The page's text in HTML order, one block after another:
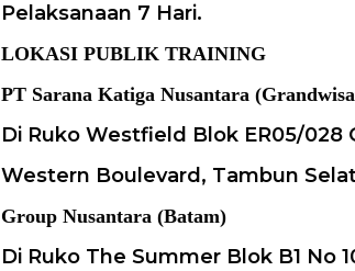
Pelaksanaan 7 Hari.
LOKASI PUBLIK TRAINING
PT Sarana Katiga Nusantara
Di Ruko Westfield Blok ER05/028
Western Boulevard, Tambun
Group Nusantara (Batam)
Di Ruko The Summer Blok B1 No